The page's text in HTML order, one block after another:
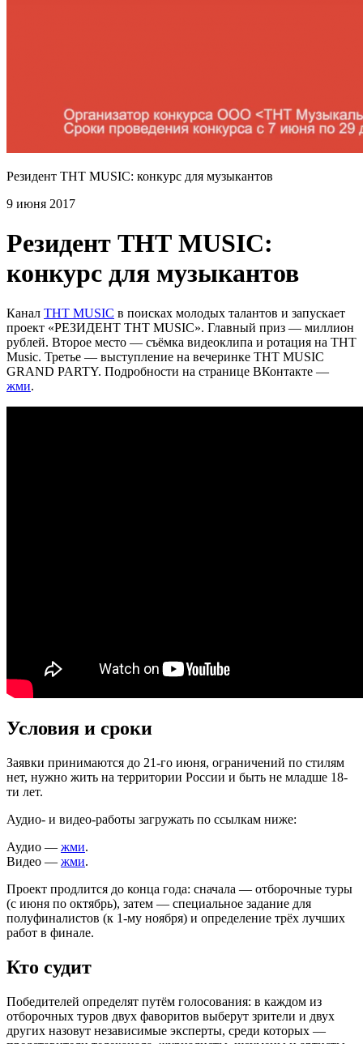
Резидент ТНТ MUSIC: конкурс для музыкантов
9 июня 2017
Резидент ТНТ MUSIC:
конкурс для музыкантов
Канал TНТ MUSIC в поисках молодых талантов и запускает
проект «РЕЗИДЕНТ ТНТ MUSIC». Главный приз — миллион
рублей. Второе место — съёмка видеоклипа и ротация на ТНТ
Music. Третье — выступление на вечеринке ТНТ MUSIC
GRAND PARTY. Подробности на странице ВКонтакте —
жми.
Условия и сроки
Заявки принимаются до 21-го июня, ограничений по стилям
нет, нужно жить на территории России и быть не младше 18-
ти лет.
Аудио- и видео-работы загружать по ссылкам ниже:
Аудио — жми.
Видео — жми.
Проект продлится до конца года: сначала — отборочные туры
(с июня по октябрь), затем — специальное задание для
полуфиналистов (к 1-му ноября) и определение трёх лучших
работ в финале.
Кто судит
Победителей определят путём голосования: в каждом из
отборочных туров двух фаворитов выберут зрители и двух
других назовут независимые эксперты, среди которых —